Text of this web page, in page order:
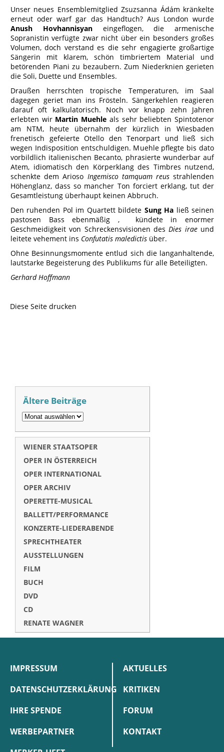
Unser neues Ensemblemitglied Zsuzsanna Ádám kränkelte
erneut oder warf gar das Handtuch? Aus London wurde
Anush Hovhannisyan eingeflogen, die armenische
Sopranistin verfügte zwar nicht über ein besonders großes
Volumen, doch verstand es die sehr engagierte großartige
Sängerin mit klarem, schön timbriertem Material und
betörenden Piani zu bezaubern. Zum Niederknien gerieten
die Soli, Duette und Ensembles.
Draußen herrschten tropische Temperaturen, im Saal
dagegen geriet man ins Frösteln. Sängerkehlen reagieren
darauf oft kalkulatorisch. Noch vor knapp zehn Jahren
erlebten wir Martin Muehle als sehr beliebten Spintotenor
am NTM, heute übernahm der kürzlich in Wiesbaden
frenetisch gefeierte Otello den Tenorpart und ließ sich
wegen Indisposition entschuldigen. Muehle pflegte bis dato
vorbildlich italienischen Becanto, phrasierte wunderbar auf
Atem, idiomatisch den Körperklang des Timbres nutzend,
schenkte dem Arioso Ingemisco tamquam reus strahlenden
Höhenglanz, dass so mancher Ton forciert erklang, tut der
Gesamtleistung überhaupt keinen Abbruch.
Den ruhenden Pol im Quartett bildete Sung Ha ließ seinen
pastosen Bass ebenmäßig , kündete in enormer
Geschmeidigkeit von Schreckensvisionen desDies irae und
leitete vehement ins Confutatis maledictis über.
Ohne Besinnungsmomente entlud sich die langanhaltende,
lautstarke Begeisterung des Publikums für alle Beteiligten.
Gerhard Hoffmann
Diese Seite drucken
Ältere Beiträge
WIENER STAATSOPER
OPER IN ÖSTERREICH
OPER INTERNATIONAL
OPER ARCHIV
OPERETTE-MUSICAL
BALLETT/PERFORMANCE
KONZERTE-LIEDERABENDE
SPRECHTHEATER
AUSSTELLUNGEN
FILM
BUCH
DVD
CD
RENATE WAGNER
IMPRESSUM
DATENSCHUTZERKLÄRUNG
IHRE SPENDE
WERBEPARTNER
AKTUELLES
KRITIKEN
FORUM
KONTAKT